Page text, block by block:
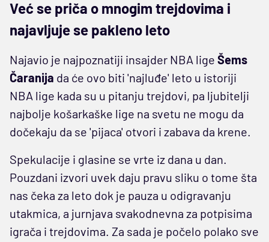
Već se priča o mnogim trejdovima i
najavljuje se pakleno leto
Najavio je najpoznatiji insajder NBA lige Šems
Čaranija da će ovo biti 'najluđe' leto u istoriji
NBA lige kada su u pitanju trejdovi, pa ljubitelji
najbolje košarkaške lige na svetu ne mogu da
dočekaju da se 'pijaca' otvori i zabava da krene.
Spekulacije i glasine se vrte iz dana u dan.
Pouzdani izvori uvek daju pravu sliku o tome šta
nas čeka za leto dok je pauza u odigravanju
utakmica, a jurnjava svakodnevna za potpisima
igrača i trejdovima. Za sada je počelo polako sve